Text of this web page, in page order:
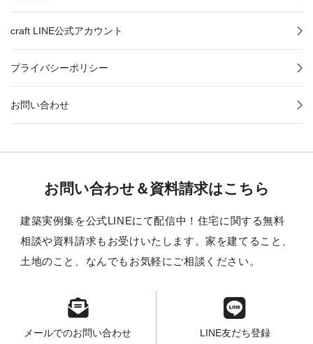
craft LINE公式アカウント
プライバシーポリシー
お問い合わせ
お問い合わせ＆資料請求はこちら
建築実例集を公式LINEにて配信中！住宅に関する無料
相談や資料請求もお受けいたします。家を建てること、
土地のこと、なんでもお気軽にご相談ください。
メールでのお問い合わせ LINE友だち登録